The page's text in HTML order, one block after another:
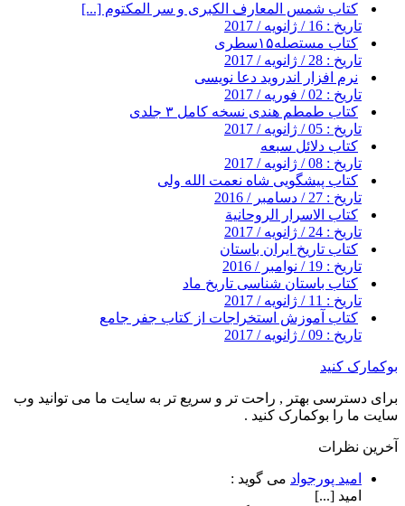
کتاب شمس المعارف الکبری و سر المکتوم [...]
تاریخ : 16 / ژانویه / 2017
کتاب مستصله۱۵سطری
تاریخ : 28 / ژانویه / 2017
نرم افزار اندروید دعا نویسی
تاریخ : 02 / فوریه / 2017
کتاب طمطم هندی نسخه کامل ۳ جلدی
تاریخ : 05 / ژانویه / 2017
کتاب دلائل سبعه
تاریخ : 08 / ژانویه / 2017
کتاب پیشگویی شاه نعمت الله ولی
تاریخ : 27 / دسامبر / 2016
کتاب الاسرار الروحانیة
تاریخ : 24 / ژانویه / 2017
کتاب تاریخ ایران باستان
تاریخ : 19 / نوامبر / 2016
کتاب باستان شناسی تاریخ ماد
تاریخ : 11 / ژانویه / 2017
کتاب آموزش استخراجات از کتاب جفر جامع
تاریخ : 09 / ژانویه / 2017
بوکمارک کنید
برای دسترسی بهتر , راحت تر و سریع تر به سایت ما می توانید وب
سایت ما را بوکمارک کنید .
آخرین نظرات
امید پورجواد می گوید :
امید [...]